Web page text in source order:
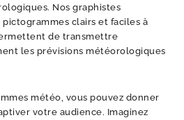
Nos graphistes
clairs et faciles à
de transmettre
les prévisions météorologiques
météo, vous pouvez donner
votre audience. Imaginez